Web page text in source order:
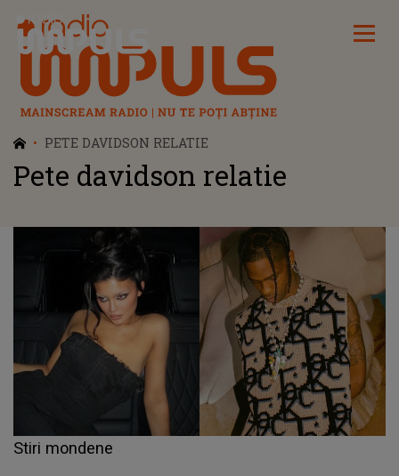
Radio Impuls
PETE DAVIDSON RELATIE
Pete davidson relatie
Stiri mondene